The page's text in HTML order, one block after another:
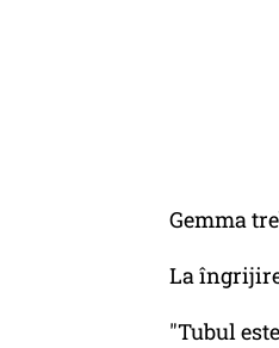
Gemma
La
"Tubul